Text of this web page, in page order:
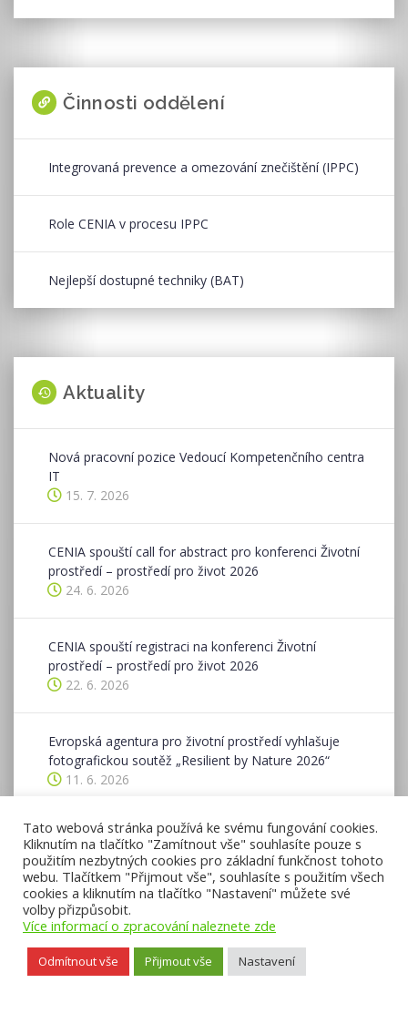
Činnosti oddělení
Integrovaná prevence a omezování znečištění (IPPC)
Role CENIA v procesu IPPC
Nejlepší dostupné techniky (BAT)
Aktuality
Nová pracovní pozice Vedoucí Kompetenčního centra
IT
15. 7. 2026
CENIA spouští call for abstract pro konferenci Životní
prostředí – prostředí pro život 2026
24. 6. 2026
CENIA spouští registraci na konferenci Životní
prostředí – prostředí pro život 2026
22. 6. 2026
Evropská agentura pro životní prostředí vyhlašuje
fotografickou soutěž „Resilient by Nature 2026“
11. 6. 2026
Ohlédnutí se za ukončeným ohlašovacím obdobím v
ISPOP v roce 2026
8. 6. 2026
Tato webová stránka používá ke svému fungování cookies.
Kliknutím na tlačítko "Zamítnout vše" souhlasíte pouze s
použitím nezbytných cookies pro základní funkčnost tohoto
webu. Tlačítkem "Přijmout vše", souhlasíte s použitím všech
cookies a kliknutím na tlačítko "Nastavení" můžete své
volby přizpůsobit.
Více informací o zpracování naleznete zde
Odmítnout vše Přijmout vše Nastavení